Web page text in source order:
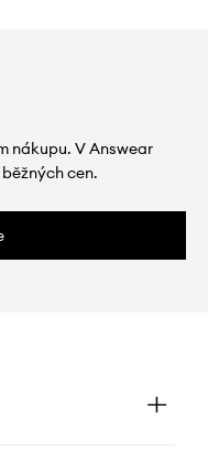
nákupu. V Answear
cen.